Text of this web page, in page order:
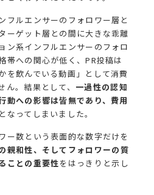
フルエンサーのフォロワー層と
ーゲット層との間に大きな乖離
ン系インフルエンサーのフォロ
帯への関心が低く、PR投稿は
を飲んでいる動画」として消費
。結果として、 一過性の認知
動への影響は皆無であり、費用
なってしまいました。
ー数という表面的な数字だけを
親和性、そしてフォロワーの質
ことの重要性をはっきりと示し